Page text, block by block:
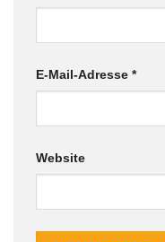
E-Mail-Adresse *
Website